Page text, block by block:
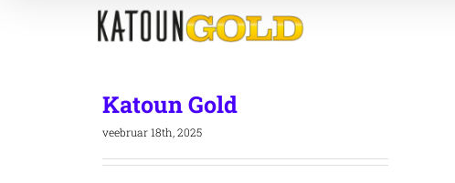
Katoun Gold
veebruar 18th, 2025